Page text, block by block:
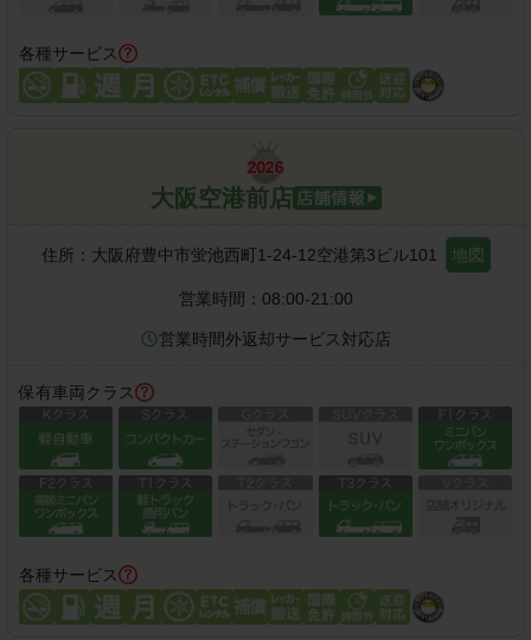
各種サービス
大阪空港前店
住所： 大阪府豊中市蛍池西町1-24-12空港第3ビル101 地図
営業時間： 08:00-21:00
営業時間外返却サービス対応店
保有車両クラス
各種サービス